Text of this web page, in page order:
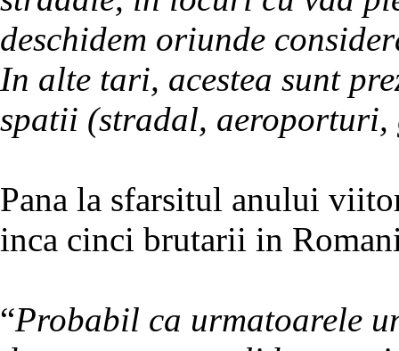
deschidem oriunde
In alte tari, acestea sunt
spatii (stradal,
Pana la sfarsitul anului
inca cinci brutarii in
“Probabil ca urmatoarele